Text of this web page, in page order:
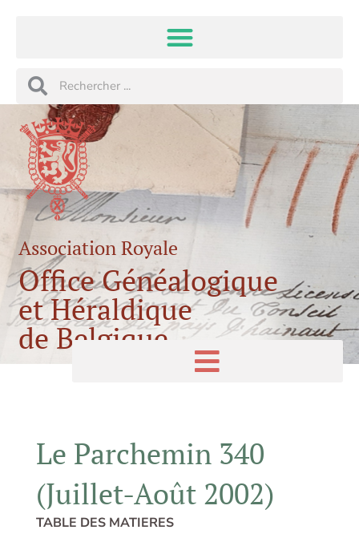
RechercherRechercher
Association Royale
Office Généalogique
et Héraldique
de Belgique
Le Parchemin 340
(Juillet-Août 2002)
TABLE DES MATIERES